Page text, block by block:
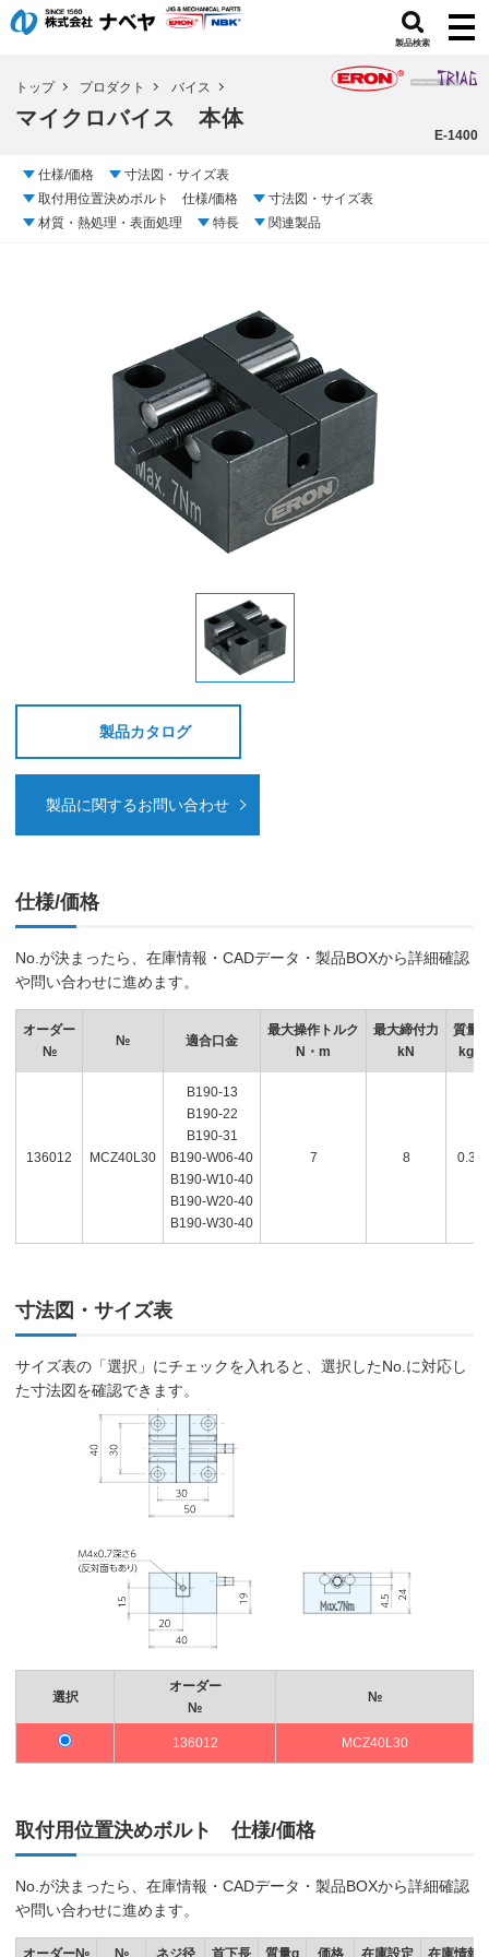
製品検索
トップ プロダクト バイス
マイクロバイス 本体
E-1400
仕様/価格
寸法図・サイズ表
取付用位置決めボルト 仕様/価格
寸法図・サイズ表
材質・熱処理・表面処理
特長 関連製品
製品カタログ
製品に関するお問い合わせ
仕様/価格
No.が決まったら、在庫情報・CADデータ・製品BOXから詳細確認
や問い合わせに進めます。
オーダー
№
№ 適合口金
最大操作トルク
N・m
最大締付力
kN
質量
kg
136012 MCZ40L30
B190-13
B190-22
B190-31
B190-W06-40
B190-W10-40
B190-W20-40
B190-W30-40
7 8 0.3
寸法図・サイズ表
サイズ表の「選択」にチェックを入れると、選択したNo.に対応し
た寸法図を確認できます。
選択
オーダー
№
№
136012 MCZ40L30
取付用位置決めボルト 仕様/価格
No.が決まったら、在庫情報・CADデータ・製品BOXから詳細確認
や問い合わせに進めます。